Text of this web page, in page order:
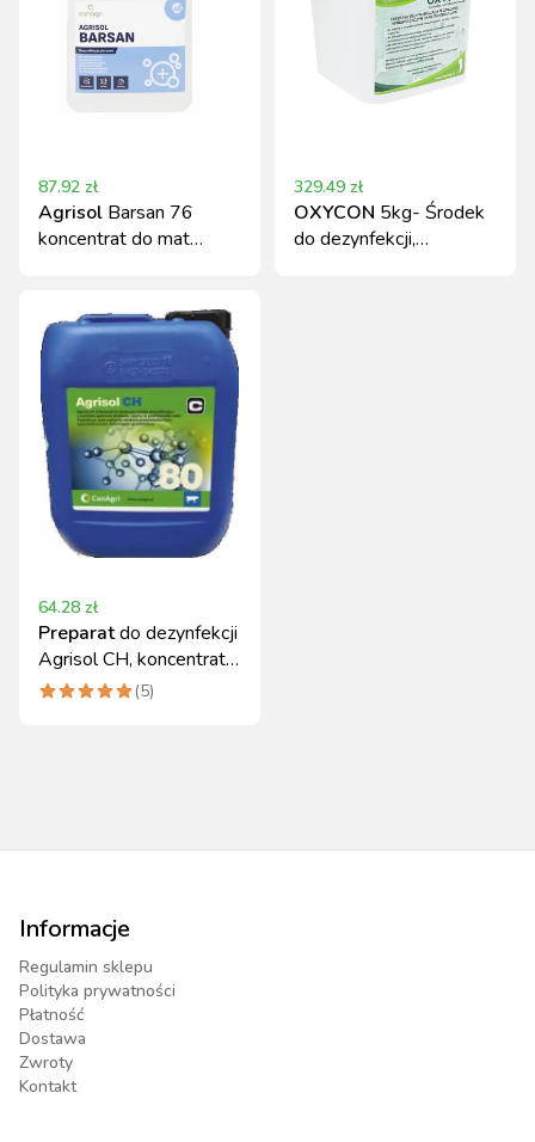
87.92 zł
Agrisol Barsan 76
koncentrat do mat
329.49 zł
OXYCON 5kg- Środek
do dezynfekcji,
64.28 zł
Preparatdo dezynfekcji
Agrisol CH, koncentrat
4 kg, Can Agri
(5)
Informacje
Regulamin sklepu
Polityka prywatności
Płatność
Dostawa
Zwroty
Kontakt